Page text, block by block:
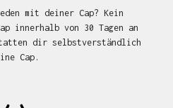
mit deiner Cap? Kein
innerhalb von 30 Tagen an
dir selbstverständlich
Cap.